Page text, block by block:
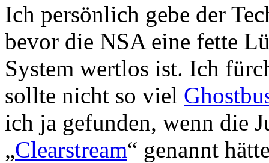
Ich persönlich gebe der
bevor die NSA eine fette
System wertlos ist. Ich
sollte nicht so viel
ich ja gefunden, wenn die
„Clearstream“ genannt